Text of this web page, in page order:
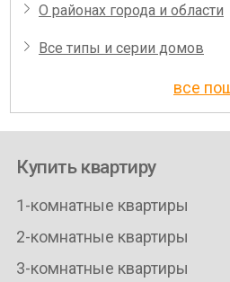
О районах города и области
Все типы и серии домов
все
Купить квартиру
1-комнатные квартиры
2-комнатные квартиры
3-комнатные квартиры